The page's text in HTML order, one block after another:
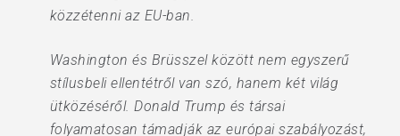
közzétenni az EU-ban.
Washington és Brüsszel között nem egyszerű
stílusbeli ellentétről van szó, hanem két világ
ütközéséről. Donald Trump és társai
folyamatosan támadják az európai szabályozást,